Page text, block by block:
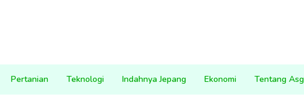
Pertanian Teknologi Indahnya Jepang Ekonomi Tentang